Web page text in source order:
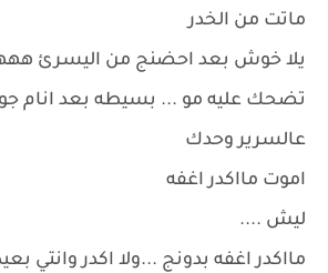
ماتت من الخدر
يلا خوش بعد احضنج من اليسرئ
تضحك عليه مو ... بسيطه بعد انام
عالسرير وحدك
اموت مااكدر اغفه
ليش ....
مااكدر اغفه بدونج ...ولا اكدر وانتي